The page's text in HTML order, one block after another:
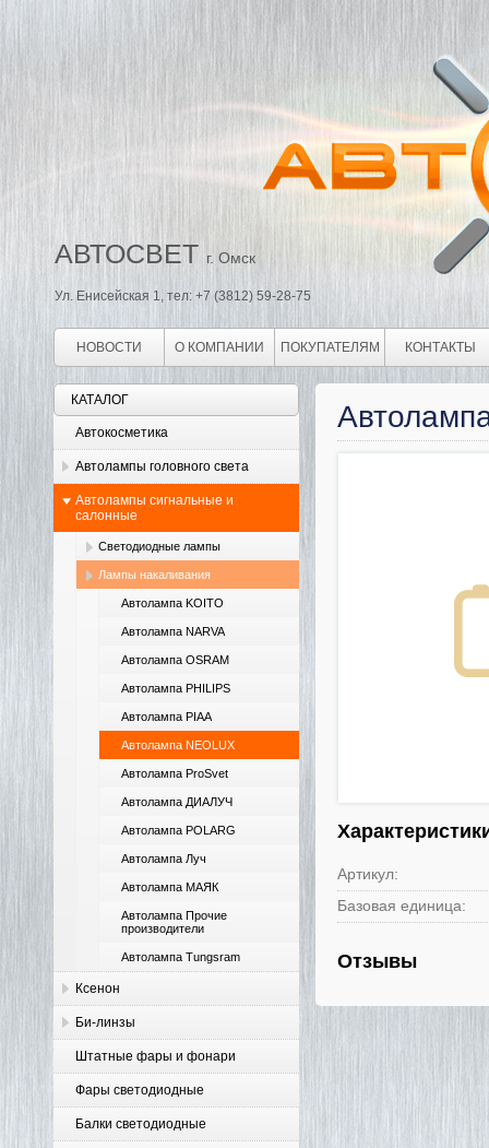
АВТОСВЕТ г. Омск
Ул. Енисейская 1, тел: +7 (3812) 59-28-75
НОВОСТИ О КОМПАНИИ ПОКУПАТЕЛЯМ КОНТАКТЫ
КАТАЛОГ
Автокосметика
Автолампы головного света
Автолампы сигнальные и
салонные
Светодиодные лампы
Лампы накаливания
Автолампа KOITO
Автолампа NARVA
Автолампа OSRAM
Автолампа PHILIPS
Автолампа PIAA
Автолампа NEOLUX
Автолампа ProSvet
Автолампа ДИАЛУЧ
Автолампа POLARG
Автолампа Луч
Автолампа МАЯК
Автолампа Прочие
производители
Автолампа Tungsram
Ксенон
Би-линзы
Штатные фары и фонари
Фары светодиодные
Балки светодиодные
Артикул:
Базовая единица:
Отзывы